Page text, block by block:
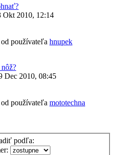
Okt 2010, 12:14
od používateľa hnupek
Dec 2010, 08:45
od používateľa mototechna
podľa: